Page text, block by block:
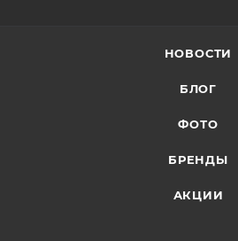
НОВОСТИ
БЛОГ
ФОТО
БРЕНДЫ
АКЦИИ